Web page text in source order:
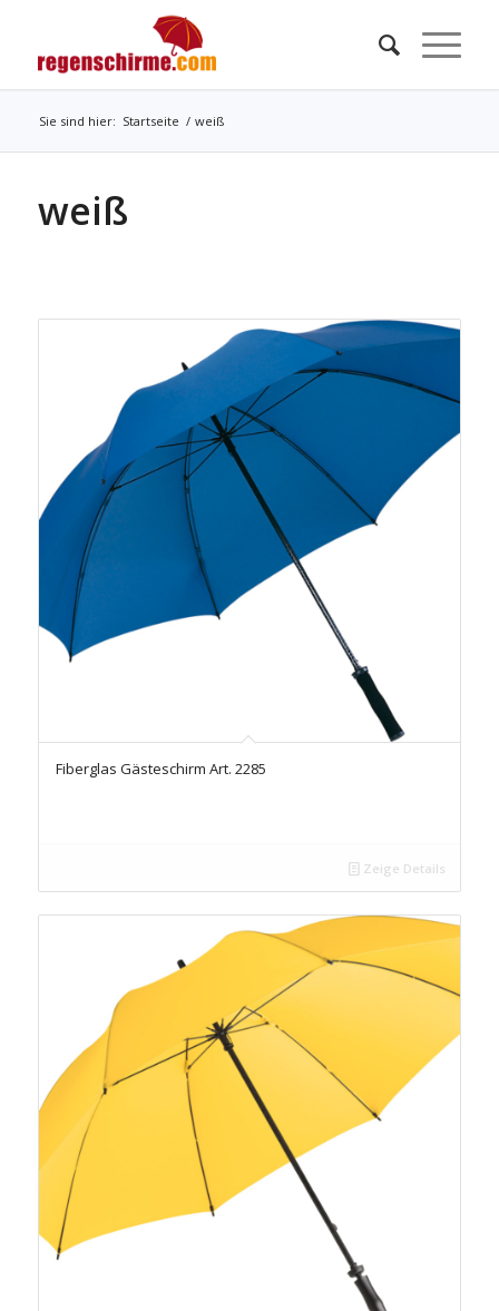
Sie sind hier: Startseite / weiß
weiß
Fiberglas Gästeschirm Art. 2285
Zeige Details